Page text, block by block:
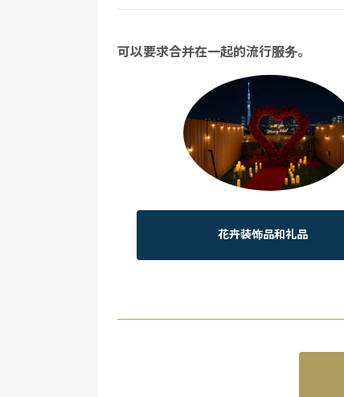
可以要求合并在一起的流行服务。
花卉装饰品和礼品